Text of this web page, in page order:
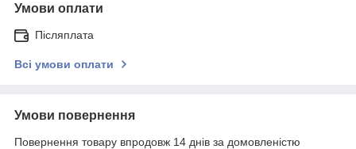
Умови оплати
Післяплата
Всі умови оплати
Умови повернення
Повернення товару впродовж 14 днів за домовленістю